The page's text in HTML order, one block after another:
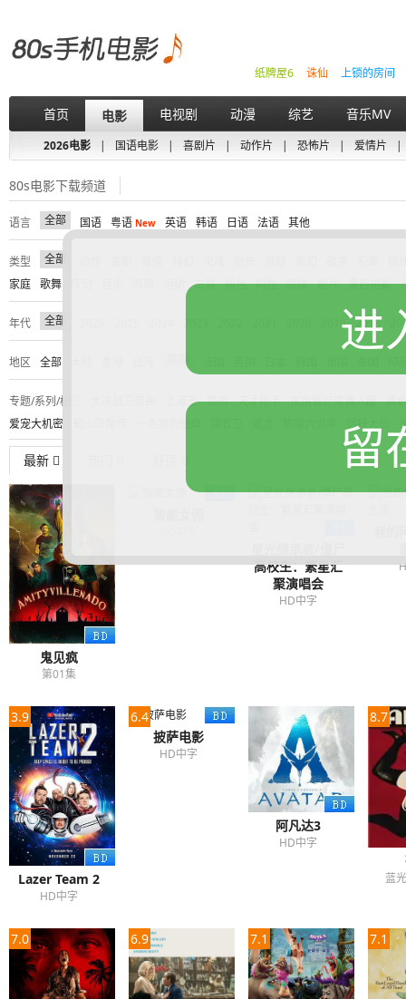
上锁的房间
诛仙
纸牌屋6
首页 电影 电视剧 动漫 综艺 音乐MV
2026电影 | 国语电影 | 喜剧片 | 动作片 | 恐怖片 | 爱情片 |
80s电影下载频道
语言 全部 国语 粤语 New 英语 韩语 日语 法语 其他
类型 全部
家庭 歌舞 古装 情色 同性 武侠 短片 黑色电影
年代 全部 2019 2018
地区 全部 美国
专题/系列/标签 上海王 铁雨 天才枪手 东京食尸鬼真人版 勇
爱宠大机密
捉妖大仙
忌日快乐 龙珠 生死竞赛
伸
名侦探柯南
角头 哆啦
最新
鬼见疯
第01集
高校生：繁星汇
聚演唱会
HD中字
3.9
Lazer Team 2
HD中字
6.4
披萨电影
HD中字
阿凡达3
HD中字
8.7
蓝
7.0 6.9 7.1 7.1
进
留